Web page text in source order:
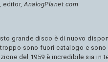
editor,AnalogPlanet.com
grande disco è di nuovo
sono fuori catalogo e
del 1959 è incredibile sia in